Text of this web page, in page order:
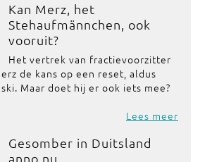
Kan Merz, het
Stehaufmännchen, ook
vooruit?
Het vertrek van fractievoorzitter
de kans op een reset, aldus
Maar doet hij er ook iets mee?
Lees meer
Gesomber in Duitsland
anno nu